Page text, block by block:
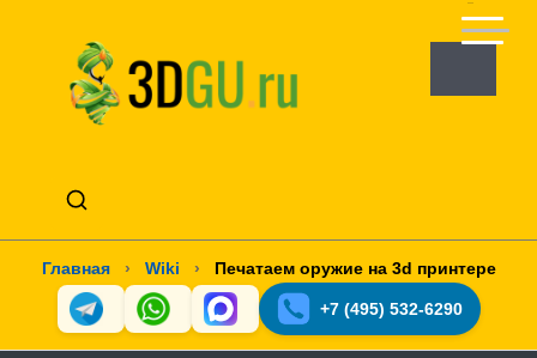
Главная › Wiki › Печатаем оружие на 3d принтере
+7 (495) 532-6290